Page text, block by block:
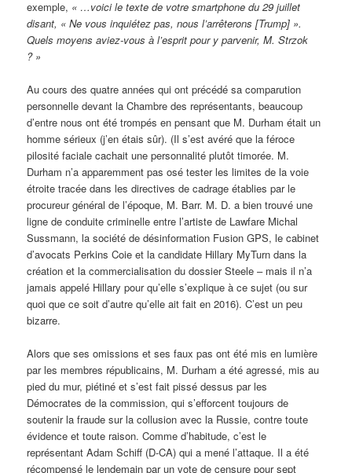
exemple, « …voici le texte de votre smartphone du 29 juillet
disant, « Ne vous inquiétez pas, nous l’arrêterons [Trump] ».
Quels moyens aviez-vous à l’esprit pour y parvenir, M. Strzok
? »
Au cours des quatre années qui ont précédé sa comparution
personnelle devant la Chambre des représentants, beaucoup
d’entre nous ont été trompés en pensant que M. Durham était un
homme sérieux (j’en étais sûr). (Il s’est avéré que la féroce
pilosité faciale cachait une personnalité plutôt timorée. M.
Durham n’a apparemment pas osé tester les limites de la voie
étroite tracée dans les directives de cadrage établies par le
procureur général de l’époque, M. Barr. M. D. a bien trouvé une
ligne de conduite criminelle entre l’artiste de Lawfare Michal
Sussmann, la société de désinformation Fusion GPS, le cabinet
d’avocats Perkins Coie et la candidate Hillary MyTurn dans la
création et la commercialisation du dossier Steele – mais il n’a
jamais appelé Hillary pour qu’elle s’explique à ce sujet (ou sur
quoi que ce soit d’autre qu’elle ait fait en 2016). C’est un peu
bizarre.
Alors que ses omissions et ses faux pas ont été mis en lumière
par les membres républicains, M. Durham a été agressé, mis au
pied du mur, piétiné et s’est fait pissé dessus par les
Démocrates de la commission, qui s’efforcent toujours de
soutenir la fraude sur la collusion avec la Russie, contre toute
évidence et toute raison. Comme d’habitude, c’est le
représentant Adam Schiff (D-CA) qui a mené l’attaque. Il a été
récompensé le lendemain par un vote de censure pour sept